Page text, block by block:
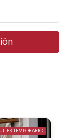
TEMPORARIO